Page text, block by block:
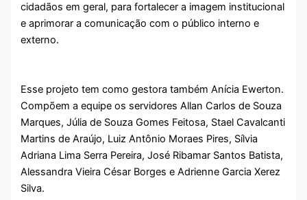
cidadãos em geral, para fortalecer a imagem institucional
e aprimorar a comunicação com o público interno e
externo.
Esse projeto tem como gestora também Anícia Ewerton.
Compõem a equipe os servidores Allan Carlos de Souza
Marques, Júlia de Souza Gomes Feitosa, Stael Cavalcanti
Martins de Araújo, Luiz Antônio Moraes Pires, Sílvia
Adriana Lima Serra Pereira, José Ribamar Santos Batista,
Alessandra Vieira César Borges e Adrienne Garcia Xerez
Silva.